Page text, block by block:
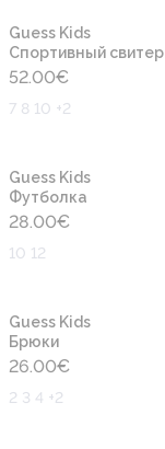
Guess Kids
Cпортивный свитер
52.00€
7 8 10 +2
Guess Kids
Футболка
28.00€
10 12
Guess Kids
Брюки
26.00€
2 3 4 +2